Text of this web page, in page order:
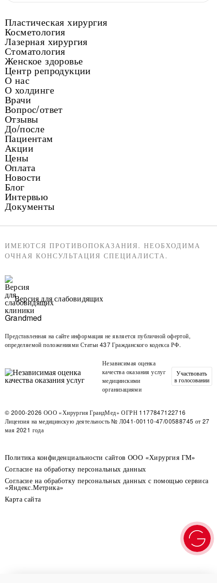
Пластическая хирургия
Косметология
Лазерная хирургия
Стоматология
Женское здоровье
Центр репродукции
О нас
О холдинге
Врачи
Вопрос/ответ
Отзывы
До/после
Пациентам
Акции
Цены
Оплата
Новости
Блог
Интервью
Документы
ИМЕЮТСЯ ПРОТИВОПОКАЗАНИЯ. НЕОБХОДИМА
ОЧНАЯ КОНСУЛЬТАЦИЯ СПЕЦИАЛИСТА.
Версия для слабовидящих
Представленная на сайте информация не является публичной офертой,
определяемой положениями Статьи 437 Гражданского кодекса РФ.
Независимая оценка
качества оказания услуг
медицинскими
организациями
Участвовать
в голосовании
© 2000-2026 ООО «Хирургия ГрандМед» ОГРН 1177847122716
Лицензия на медицинскую деятельность № Л041-00110-47/00588745 от 27
мая 2021 года
Политика конфиденциальности сайтов ООО «Хирургия ГМ»
Согласие на обработку персональных данных
Согласие на обработку персональных данных с помощью сервиса
«Яндекс.Метрика»
Карта сайта